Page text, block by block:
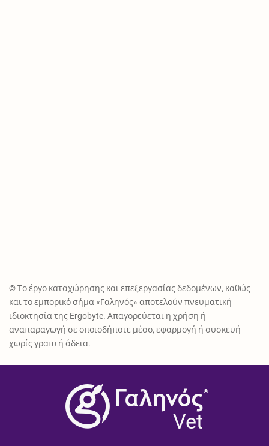
© Το έργο καταχώρησης και επεξεργασίας δεδομένων, καθώς
και το εμπορικό σήμα «Γαληνός» αποτελούν πνευματική
ιδιοκτησία της Ergobyte. Απαγορεύεται η χρήση ή
αναπαραγωγή σε οποιοδήποτε μέσο, εφαρμογή ή συσκευή
χωρίς γραπτή άδεια.
®
Vet